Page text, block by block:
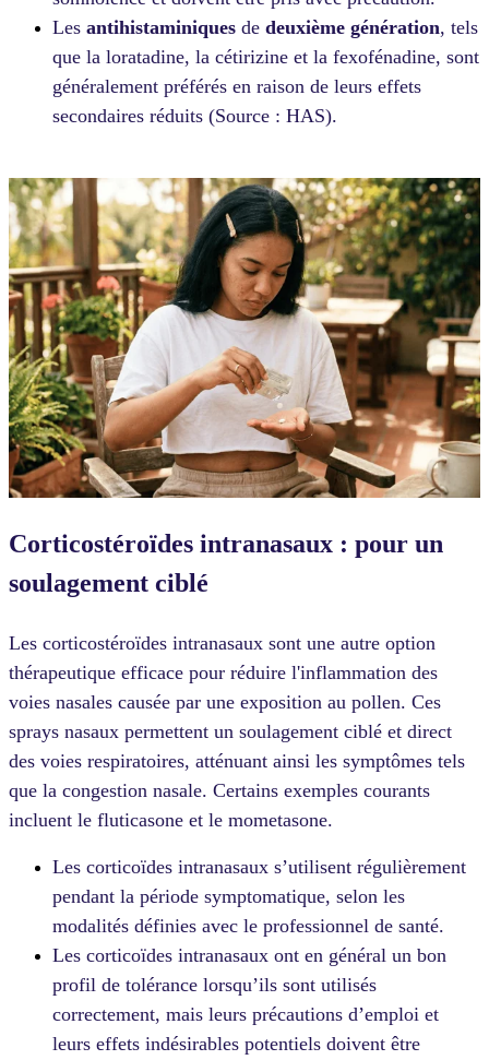
Les antihistaminiques de deuxième génération, tels
que la loratadine, la cétirizine et la fexofénadine, sont
généralement préférés en raison de leurs effets
secondaires réduits (Source : HAS).
Corticostéroïdes intranasaux : pour un
soulagement ciblé
Les corticostéroïdes intranasaux sont une autre option
thérapeutique efficace pour réduire l'inflammation des
voies nasales causée par une exposition au pollen. Ces
sprays nasaux permettent un soulagement ciblé et direct
des voies respiratoires, atténuant ainsi les symptômes tels
que la congestion nasale. Certains exemples courants
incluent le fluticasone et le mometasone.
Les corticoïdes intranasaux s’utilisent régulièrement
pendant la période symptomatique, selon les
modalités définies avec le professionnel de santé.
Les corticoïdes intranasaux ont en général un bon
profil de tolérance lorsqu’ils sont utilisés
correctement, mais leurs précautions d’emploi et
leurs effets indésirables potentiels doivent être